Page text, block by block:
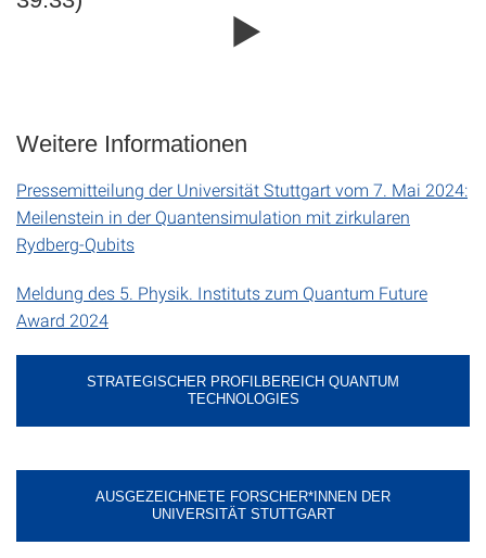
Weitere Informationen
Pressemitteilung der Universität Stuttgart vom 7. Mai 2024:
Meilenstein in der Quantensimulation mit zirkularen
Rydberg-Qubits
Meldung des 5. Physik. Instituts zum Quantum Future
Award 2024
STRATEGISCHER PROFILBEREICH QUANTUM
TECHNOLOGIES
AUSGEZEICHNETE FORSCHER*INNEN DER
UNIVERSITÄT STUTTGART